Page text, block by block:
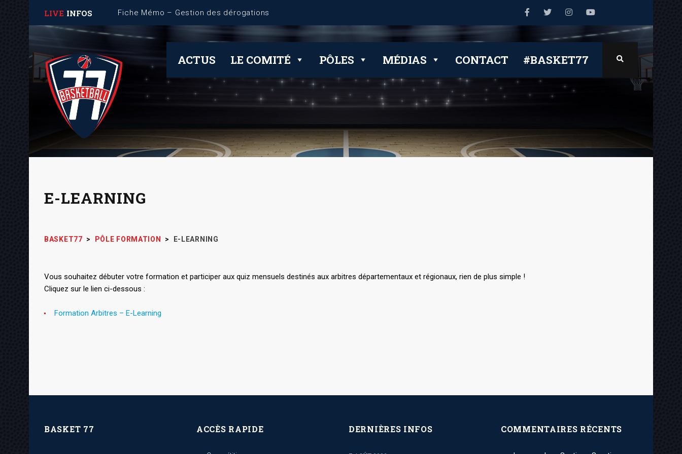
LIVE INFOS Fiche Mémo – Gestion des dérogations
ACTUS LE COMITÉ PÔLES MÉDIAS CONTACT #BASKET77
E-LEARNING
BASKET77 > PÔLE FORMATION > E-LEARNING
Vous souhaitez débuter votre formation et participer aux quiz mensuels destinés aux arbitres départementaux et régionaux, rien de plus simple !
Cliquez sur le lien ci-dessous :
Formation Arbitres – E-Learning
BASKET 77 ACCÈS RAPIDE DERNIÈRES INFOS COMMENTAIRES RÉCENTS